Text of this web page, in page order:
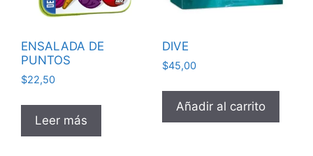
ENSALADA DE
PUNTOS
$22,50
Leer más
DIVE
$45,00
Añadir al carrito